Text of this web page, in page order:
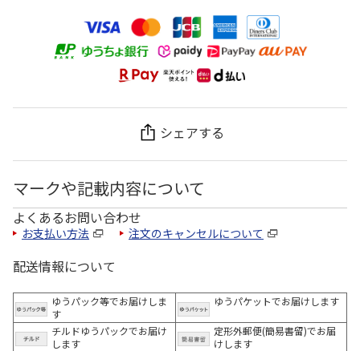
シェアする
マークや記載内容について
よくあるお問い合わせ
お支払い方法 注文のキャンセルについて
配送情報について
ゆうパック等でお届けしま
す
ゆうパケットでお届けします
チルドゆうパックでお届け
します
定形外郵便(簡易書留)でお届
けします